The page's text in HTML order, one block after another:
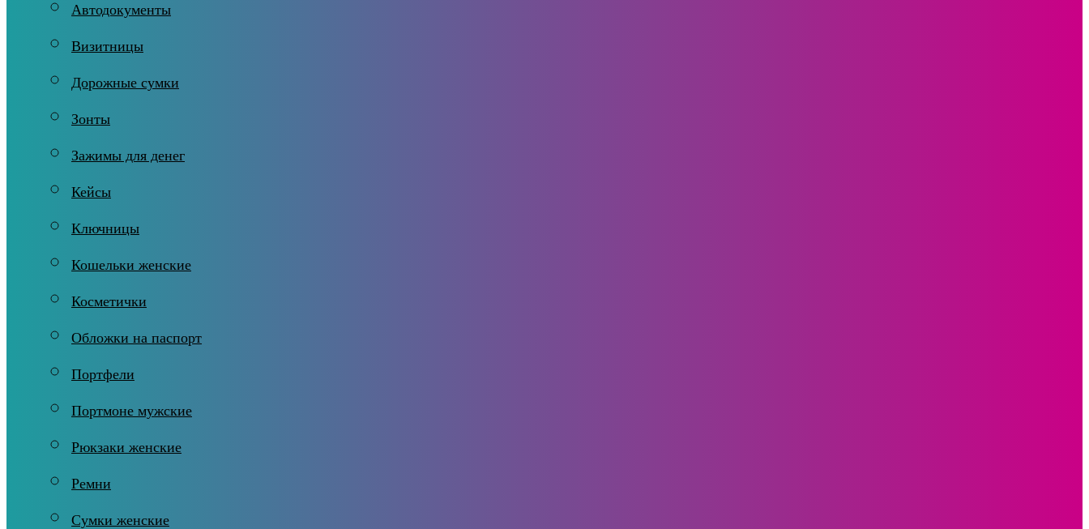
Автодокументы
Визитницы
Дорожные сумки
Зонты
Зажимы для денег
Кейсы
Ключницы
Кошельки женские
Косметички
Обложки на паспорт
Портфели
Портмоне мужские
Рюкзаки женские
Ремни
Сумки женские